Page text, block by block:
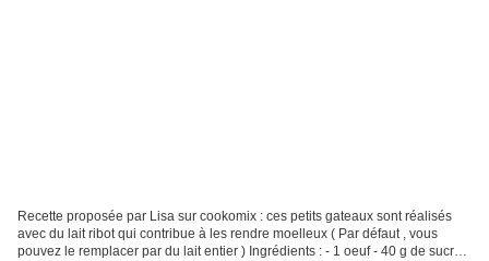
Recette proposée par Lisa sur cookomix : ces petits gateaux sont réalisés
avec du lait ribot qui contribue à les rendre moelleux ( Par défaut , vous
pouvez le remplacer par du lait entier ) Ingrédients : - 1 oeuf - 40 g de sucre